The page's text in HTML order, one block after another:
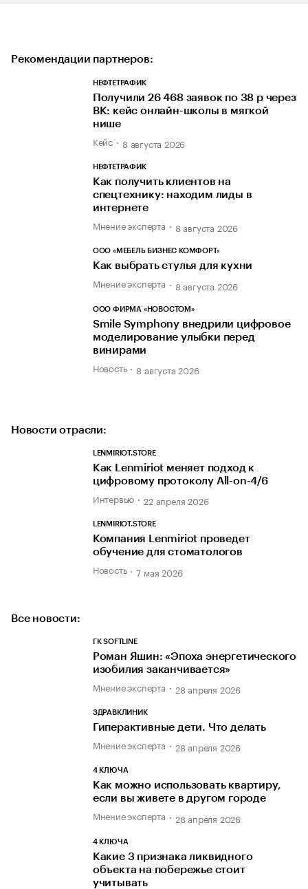
Рекомендации партнеров:
НЕФТЕТРАФИК
Получили 26 468 заявок по 38 р через
ВК: кейс онлайн-школы в мягкой
нише
Кейс 8 августа 2026
НЕФТЕТРАФИК
Как получить клиентов на
спецтехнику: находим лиды в
интернете
Мнение эксперта 8 августа 2026
ООО «МЕБЕЛЬ БИЗНЕС КОМФОРТ»
Как выбрать стулья для кухни
Мнение эксперта 8 августа 2026
ООО ФИРМА «НОВОСТОМ»
Smile Symphony внедрили цифровое
моделирование улыбки перед
винирами
Новость 8 августа 2026
Новости отрасли:
LENMIRIOT.STORE
Как Lenmiriot меняет подход к
цифровому протоколу All-on-4/6
Интервью 22 апреля 2026
LENMIRIOT.STORE
Компания Lenmiriot проведет
обучение для стоматологов
Новость 7 мая 2026
Все новости:
ГК SOFTLINE
Роман Яшин: «Эпоха энергетического
изобилия заканчивается»
Мнение эксперта 28 апреля 2026
ЗДРАВКЛИНИК
Гиперактивные дети. Что делать
Мнение эксперта 28 апреля 2026
4 КЛЮЧА
Как можно использовать квартиру,
если вы живете в другом городе
Мнение эксперта 28 апреля 2026
4 КЛЮЧА
Какие 3 признака ликвидного
объекта на побережье стоит
учитывать